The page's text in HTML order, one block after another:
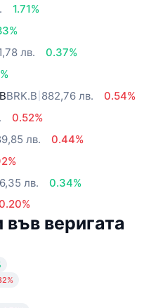
1.71%
лв.
0.37%
BRK.B 882,76 лв.
0.54%
0.52%
лв.
0.44%
лв.
0.34%
веригата